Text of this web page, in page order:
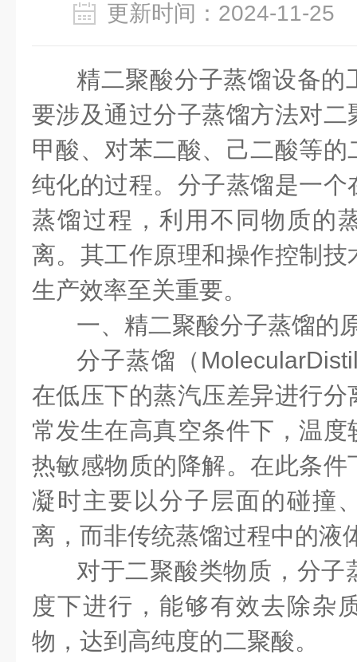
更新时间：2024-11-
精二聚酸分子蒸馏设备的
要涉及通过分子蒸馏方法对
甲酸、对苯二酸、己二酸等
纯化的过程。分子蒸馏是一
蒸馏过程，利用不同物质的
离。其工作原理和操作控制
生产效率至关重要。
一、精二聚酸分子蒸馏的
分子蒸馏（
在低压下的蒸汽压差异进行
常发生在高真空条件下，温
热敏感物质的降解。在此条
凝时主要以分子层面的碰撞
离，而非传统蒸馏过程中的
对于二聚酸类物质，分子
度下进行，能够有效去除杂
物，达到高纯度的二聚酸。